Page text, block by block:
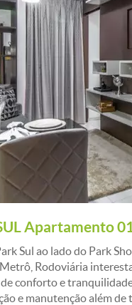
Apartamento
Sul ao lado do Park
Rodoviária
conforto e
e manutenção além